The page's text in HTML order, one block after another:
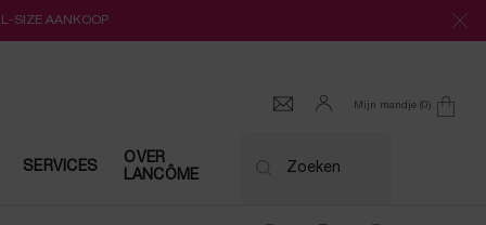
SIZE AANKOOP
Mijn mandje 0
0 product
SERVICES
OVER
LANCÔME
Zoeken